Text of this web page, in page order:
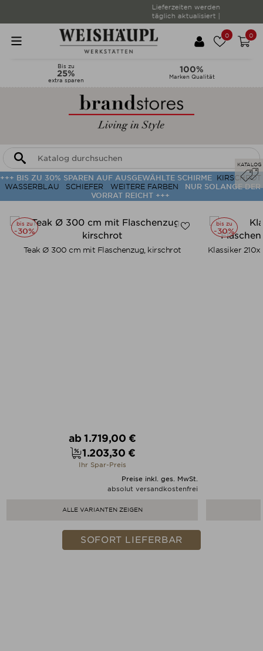
Lieferzeiten werden
täglich aktualisiert |
0 0
Bis zu
25%
extra sparen
100%
Marken Qualität
+++ BIS ZU 30% SPAREN AUF AUSGEWÄHLTE SCHIRME KIRSCHROT
WASSERBLAU
SCHIEFER WEITERE FARBEN
NUR SOLANGE DER
VORRAT REICHT +++
bis zu
-30%
Teak Ø 300 cm mit Flaschenzug, kirschrot
Verkaufspreis
ab 1.719,00 €
Preis
1.203,30 €
Ihr Spar-Preis
Preise inkl. ges. MwSt.
absolut versandkostenfrei
ALLE VARIANTEN ZEIGEN
bis zu
-30%
Klassiker
SOFORT LIEFERBAR
KATALOG